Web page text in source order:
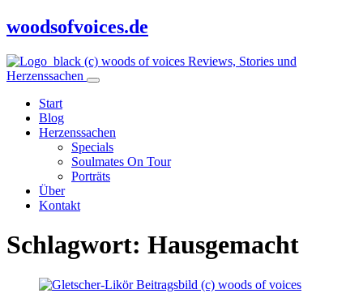
woodsofvoices.de
Reviews, Stories und
Herzenssachen
Start
Blog
Herzenssachen
Specials
Soulmates On Tour
Porträts
Über
Kontakt
Schlagwort: Hausgemacht